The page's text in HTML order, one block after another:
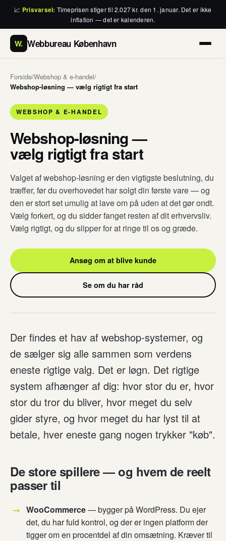
📈 Prisvarsel: Timeprisen stiger til 2.027 kr. den 1. januar. Det er ikke
inflation — det er kalenderen.
W. Webbureau København
Forside/Webshop & e-handel/
Webshop-løsning — vælg rigtigt fra start
WEBSHOP & E-HANDEL
Webshop-løsning —
vælg rigtigt fra start
Valget af webshop-løsning er den vigtigste beslutning, du
træffer, før du overhovedet har solgt din første vare — og
den er stort set umulig at lave om på uden at det gør ondt.
Vælg forkert, og du sidder fanget resten af dit erhvervsliv.
Vælg rigtigt, og du slipper for at ringe til os og græde.
Ansøg om at blive kunde
Se om du har råd
Der findes et hav af webshop-systemer, og
de sælger sig alle sammen som verdens
eneste rigtige valg. Det er løgn. Det rigtige
system afhænger af dig: hvor stor du er, hvor
stor du tror du bliver, hvor meget du selv
gider styre, og hvor meget du har lyst til at
betale, hver eneste gang nogen trykker "køb".
De store spillere — og hvem de reelt
passer til
WooCommerce— bygger på WordPress. Du ejer
det, du har fuld kontrol, og der er ingen platform der
tigger om en procentdel af din omsætning. Kræver til